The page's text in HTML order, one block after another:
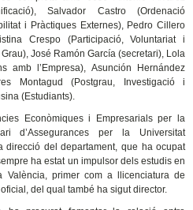
Salvador Castro (Ordenació
i Pràctiques Externes), Pedro Cillero
Crespo (Participació, Voluntariat i
José Ramón García (secretari), Lola
amb l’Empresa), Asunción Hernández
Montagud (Postgrau, Investigació i
(Estudiants).
Econòmiques i Empresarials per la
d’Assegurances per la Universitat
direcció del departament, que ha ocupat
ha estat un impulsor dels estudis en
València, primer com a llicenciatura de
del qual també ha sigut director.